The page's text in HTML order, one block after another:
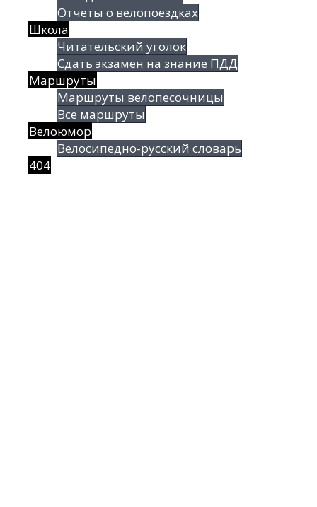
Отчеты о велопоездках
Школа
Читательский уголок
Сдать экзамен на знание ПДД
Маршруты
Маршруты велопесочницы
Все маршруты
Велоюмор
Велосипедно-русский словарь
404